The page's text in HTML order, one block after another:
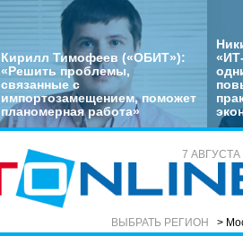
Кирилл Тимофеев («ОБИТ»):
«Решить проблемы,
связанные с
импортозамещением, поможет
планомерная работа»
7 АВГУСТА
ВЫБРАТЬ РЕГИОН >